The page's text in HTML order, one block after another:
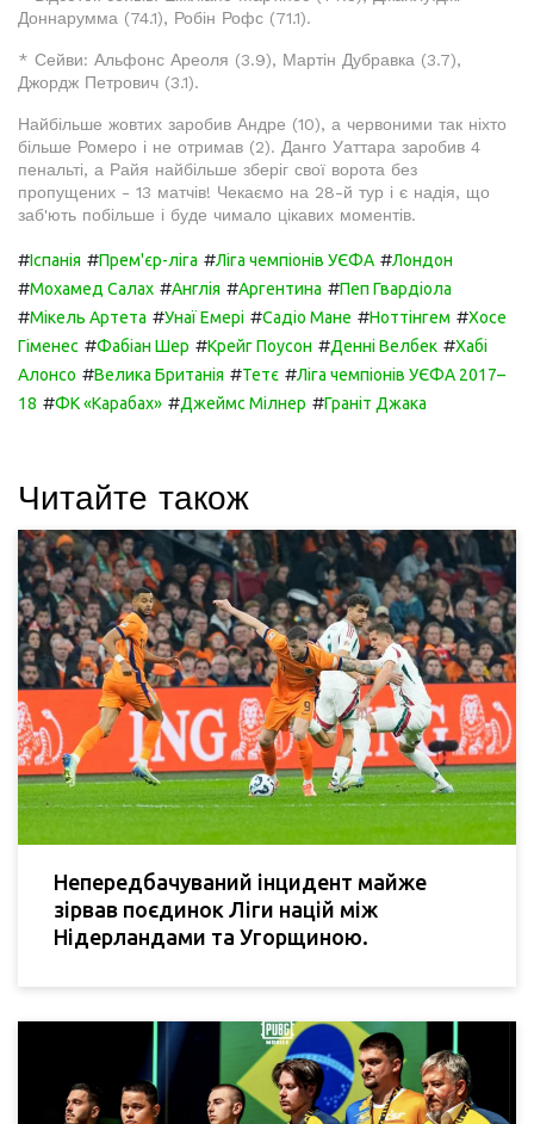
Доннарумма (74.1), Робін Рофс (71.1).
* Сейви: Альфонс Ареоля (3.9), Мартін Дубравка (3.7),
Джордж Петрович (3.1).
Найбільше жовтих заробив Андре (10), а червоними так ніхто
більше Ромеро і не отримав (2). Данго Уаттара заробив 4
пенальті, а Райя найбільше зберіг свої ворота без
пропущених - 13 матчів! Чекаємо на 28-й тур і є надія, що
заб'ють побільше і буде чимало цікавих моментів.
#Іспанія #Прем'єр-ліга #Ліга чемпіонів УЄФА #Лондон
#Мохамед Салах #Англія #Аргентина #Пеп Гвардіола
#Мікель Артета #Унаї Емері #Садіо Мане #Ноттінгем #Хосе
Гіменес #Фабіан Шер #Крейг Поусон #Денні Велбек #Хабі
Алонсо #Велика Британія #Тетє #Ліга чемпіонів УЄФА 2017–
18 #ФК «Карабах» #Джеймс Мілнер #Граніт Джака
Читайте також
Непередбачуваний інцидент майже
зірвав поєдинок Ліги націй між
Нідерландами та Угорщиною.